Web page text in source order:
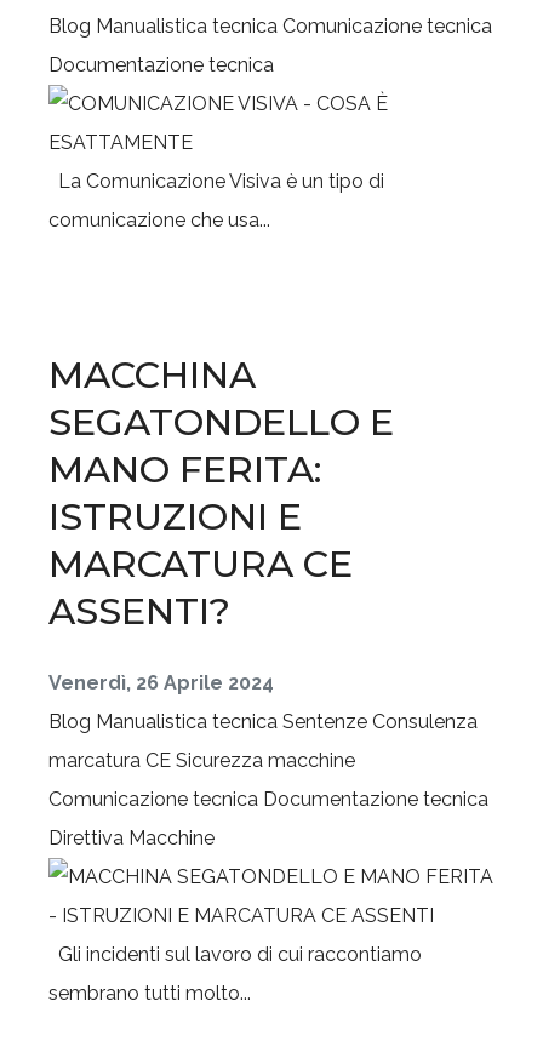
Blog Manualistica tecnica Comunicazione tecnica
Documentazione tecnica
La Comunicazione Visiva è un tipo di
comunicazione che usa...
MACCHINA
SEGATONDELLO E
MANO FERITA:
ISTRUZIONI E
MARCATURA CE
ASSENTI?
Venerdì, 26 Aprile 2024
Blog Manualistica tecnica Sentenze Consulenza
marcatura CE Sicurezza macchine
Comunicazione tecnica Documentazione tecnica
Direttiva Macchine
Gli incidenti sul lavoro di cui raccontiamo
sembrano tutti molto...